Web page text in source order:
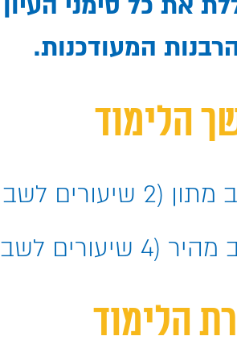
המעודכנות.
הלימוד
לשבוע)
לשבוע)
הלימוד